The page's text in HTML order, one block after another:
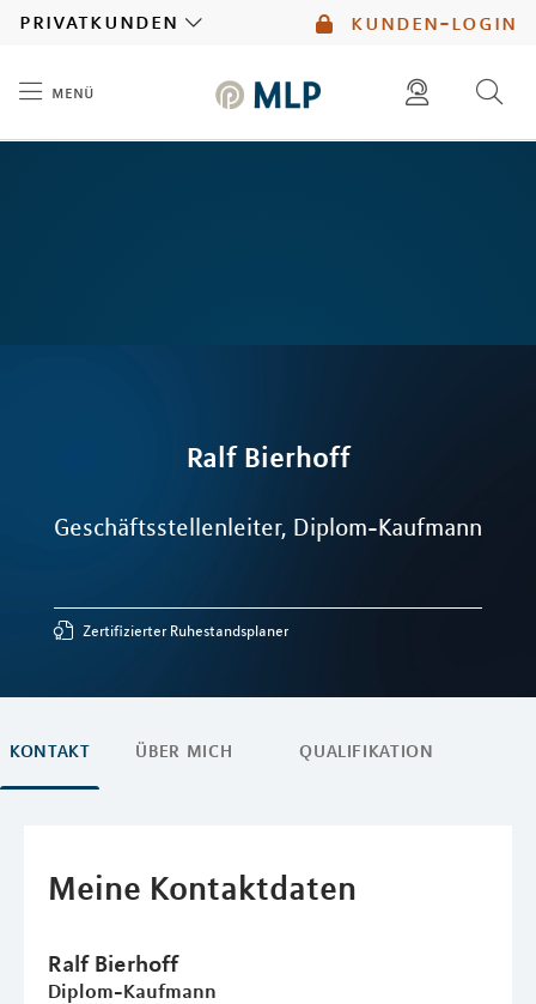
kunden-login
privatkunden
menü
Ralf Bierhoff
Geschäftsstellenleiter, Diplom-Kaufmann
Zertifizierter Ruhestandsplaner
KONTAKT ÜBER MICH QUALIFIKATION
Meine Kontaktdaten
Ralf Bierhoff
Diplom-Kaufmann